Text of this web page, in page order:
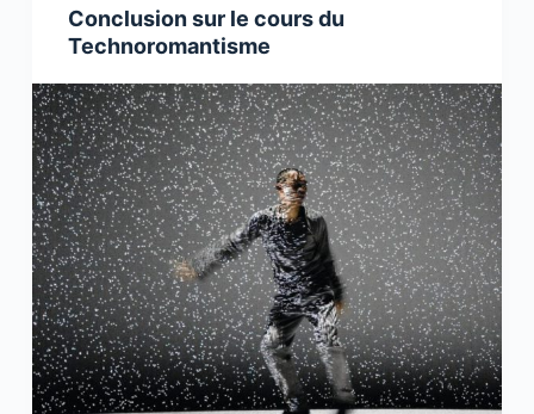
Conclusion sur le cours du
Technoromantisme